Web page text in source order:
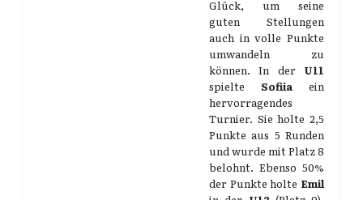
Glück, um seine
guten Stellungen
auch in volle Punkte
umwandeln zu
können. In der U11
spielte Sofiia ein
hervorragendes
Turnier. Sie holte 2,5
Punkte aus 5 Runden
und wurde mit Platz 8
belohnt. Ebenso 50%
der Punkte holte Emil